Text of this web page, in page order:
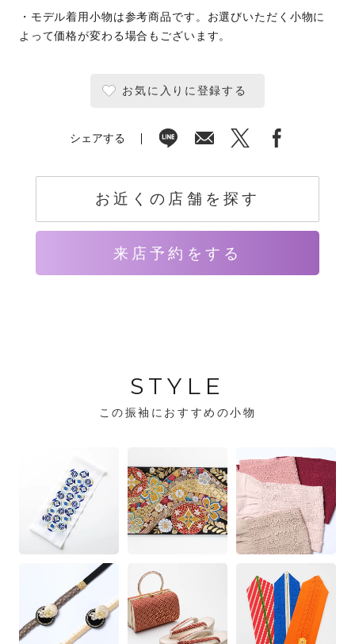
・モデル着用小物は参考商品です。お選びいただく小物に
よって価格が変わる場合もございます。
お気に入りに登録する
シェアする
お近くの店舗を探す
来店予約をする
STYLE
この振袖におすすめの小物